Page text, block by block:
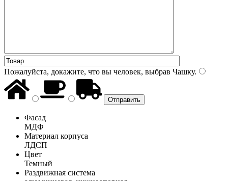
Пожалуйста, докажите, что вы человек, выбрав Чашку.
Фасад
МДФ
Материал корпуса
ЛДСП
Цвет
Темный
Раздвижная система